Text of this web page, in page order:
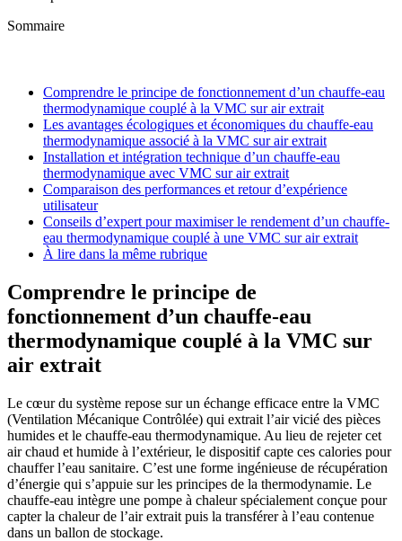
Sommaire
Comprendre le principe de fonctionnement d’un chauffe-eau
thermodynamique couplé à la VMC sur air extrait
Les avantages écologiques et économiques du chauffe-eau
thermodynamique associé à la VMC sur air extrait
Installation et intégration technique d’un chauffe-eau
thermodynamique avec VMC sur air extrait
Comparaison des performances et retour d’expérience
utilisateur
Conseils d’expert pour maximiser le rendement d’un chauffe-
eau thermodynamique couplé à une VMC sur air extrait
À lire dans la même rubrique
Comprendre le principe de
fonctionnement d’un chauffe-eau
thermodynamique couplé à la VMC sur
air extrait
Le cœur du système repose sur un échange efficace entre la VMC
(Ventilation Mécanique Contrôlée) qui extrait l’air vicié des pièces
humides et le chauffe-eau thermodynamique. Au lieu de rejeter cet
air chaud et humide à l’extérieur, le dispositif capte ces calories pour
chauffer l’eau sanitaire. C’est une forme ingénieuse de récupération
d’énergie qui s’appuie sur les principes de la thermodynamie. Le
chauffe-eau intègre une pompe à chaleur spécialement conçue pour
capter la chaleur de l’air extrait puis la transférer à l’eau contenue
dans un ballon de stockage.